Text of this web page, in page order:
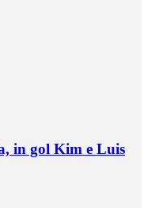
in gol Kim e Luis